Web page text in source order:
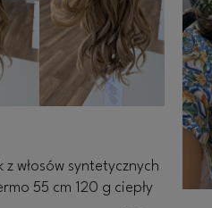
z włosów syntetycznych
55 cm 120 g ciepły